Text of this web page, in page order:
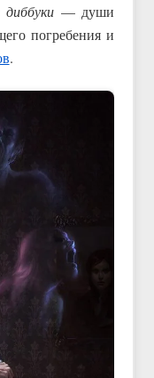
диббуки — души
погребения и
.